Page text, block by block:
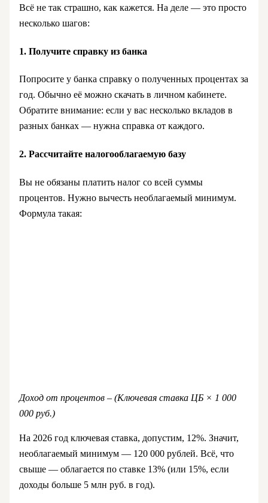
Всё не так страшно, как кажется. На деле — это просто
несколько шагов:
1. Получите справку из банка
Попросите у банка справку о полученных процентах за
год. Обычно её можно скачать в личном кабинете.
Обратите внимание: если у вас несколько вкладов в
разных банках — нужна справка от каждого.
2. Рассчитайте налогооблагаемую базу
Вы не обязаны платить налог со всей суммы
процентов. Нужно вычесть необлагаемый минимум.
Формула такая:
Доход от процентов – (Ключевая ставка ЦБ × 1 000
000 руб.)
На 2026 год ключевая ставка, допустим, 12%. Значит,
необлагаемый минимум — 120 000 рублей. Всё, что
свыше — облагается по ставке 13% (или 15%, если
доходы больше 5 млн руб. в год).